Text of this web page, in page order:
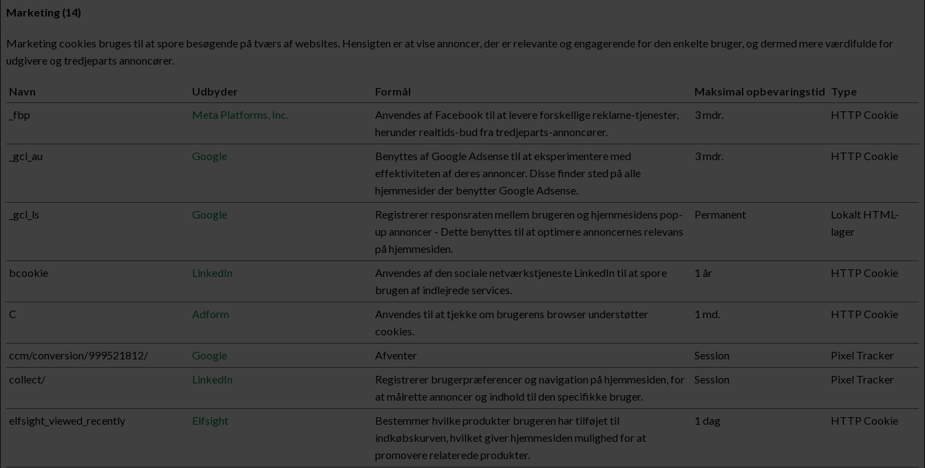
Marketing (14)
Marketing cookies bruges til at spore besøgende på tværs af websites. Hensigten er at vise annoncer, der er relevante og engagerende for den enkelte bruger, og dermed mere værdifulde for
udgivere og tredjeparts annoncører.
Navn Udbyder Formål Maksimal opbevaringstid Type
_fbp
Meta Platforms, Inc.
Anvendes af Facebook til at levere forskellige reklame-tjenester,
herunder realtids-bud fra tredjeparts-annoncører.
3 mdr. HTTP Cookie
_gcl_au Google
Benyttes af Google Adsense til at eksperimentere med
effektiviteten af deres annoncer. Disse finder sted på alle
hjemmesider der benytter Google Adsense.
3 mdr. HTTP Cookie
_gcl_ls Google
Registrerer responsraten mellem brugeren og hjemmesidens pop-
up annoncer - Dette benyttes til at optimere annoncernes relevans
på hjemmesiden.
Permanent
Lokalt HTML-
lager
bcookie LinkedIn
Anvendes af den sociale netværkstjeneste LinkedIn til at spore
brugen af indlejrede services.
1 år HTTP Cookie
C Adform
Anvendes til at tjekke om brugerens browser understøtter
cookies.
1 md. HTTP Cookie
ccm/conversion/999521812/ Google Afventer Session
Pixel Tracker
collect/
LinkedIn
Registrerer brugerpræferencer og navigation på hjemmesiden, for
at målrette annoncer og indhold til den specifikke bruger.
Session Pixel Tracker
elfsight_viewed_recently Elfsight
Bestemmer hvilke produkter brugeren har tilføjet til
indkøbskurven, hvilket giver hjemmesiden mulighed for at
promovere relaterede produkter.
1 dag HTTP Cookie